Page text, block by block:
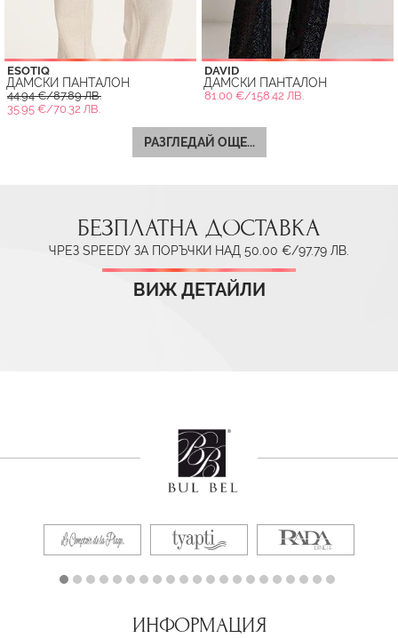
ESOTIQ
ДАМСКИ ПАНТАЛОН
44.94 €/87.89 ЛВ.
35.95 €/70.32 ЛВ.
DAVID
ДАМСКИ ПАНТАЛОН
81.00 €/158.42 ЛВ.
РАЗГЛЕДАЙ ОЩЕ...
БЕЗПЛАТНА ДОСТАВКА
ЧРЕЗ SPEEDY ЗА ПОРЪЧКИ НАД 50.00 €/97.79 ЛВ.
ВИЖ ДЕТАЙЛИ
ИНФОРМАЦИЯ